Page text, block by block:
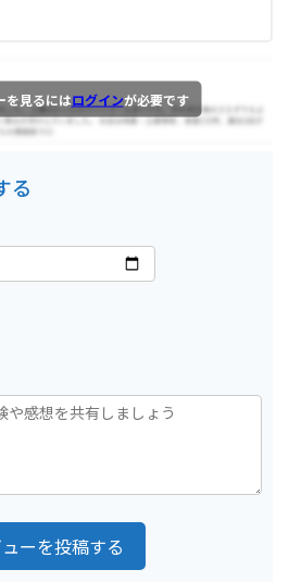
を見るにはログインが必要です
る
ーを投稿する